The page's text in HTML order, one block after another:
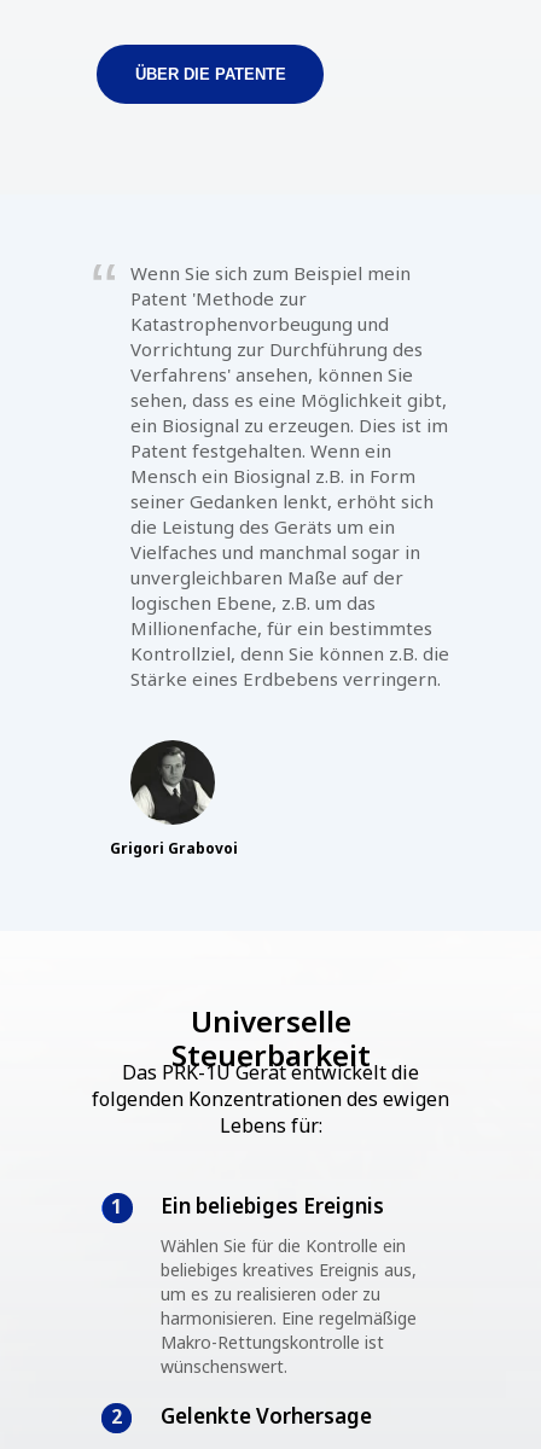
ÜBER DIE PATENTE
Wenn Sie sich zum Beispiel mein
Patent 'Methode zur
Katastrophenvorbeugung und
Vorrichtung zur Durchführung des
Verfahrens' ansehen, können Sie
sehen, dass es eine Möglichkeit gibt,
ein Biosignal zu erzeugen. Dies ist im
Patent festgehalten. Wenn ein
Mensch ein Biosignal z.B. in Form
seiner Gedanken lenkt, erhöht sich
die Leistung des Geräts um ein
Vielfaches und manchmal sogar in
unvergleichbaren Maße auf der
logischen Ebene, z.B. um das
Millionenfache, für ein bestimmtes
Kontrollziel, denn Sie können z.B. die
Stärke eines Erdbebens verringern.
Grigori Grabovoi
Universelle
Steuerbarkeit
Das PRK-1U Gerät entwickelt die
folgenden Konzentrationen des ewigen
Lebens für:
Ein beliebiges Ereignis
Wählen Sie für die Kontrolle ein
beliebiges kreatives Ereignis aus,
um es zu realisieren oder zu
harmonisieren. Eine regelmäßige
Makro-Rettungskontrolle ist
wünschenswert.
Gelenkte Vorhersage
1
2